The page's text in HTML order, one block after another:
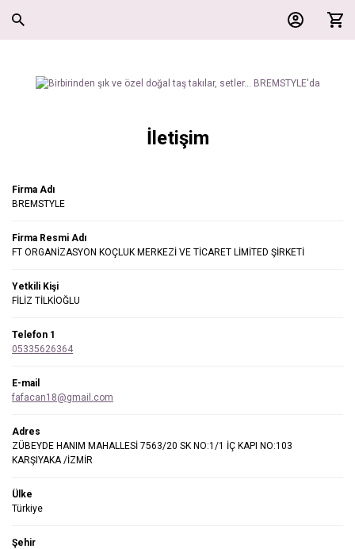
İletişim
Firma Adı
BREMSTYLE
Firma Resmi Adı
FT ORGANİZASYON KOÇLUK MERKEZİ VE TİCARET LİMİTED ŞİRKETİ
Yetkili Kişi
FİLİZ TİLKİOĞLU
Telefon 1
05335626364
E-mail
fafacan18@gmail.com
Adres
ZÜBEYDE HANIM MAHALLESİ 7563/20 SK NO:1/1 İÇ KAPI NO:103
KARŞIYAKA /İZMİR
Ülke
Türkiye
Şehir